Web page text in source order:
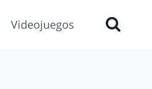
Videojuegos